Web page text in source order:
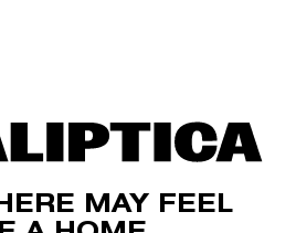
MAY FEEL